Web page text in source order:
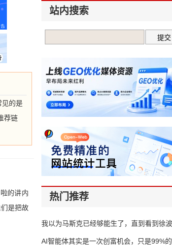
见的是
荐链
的讲内
是把故
站内搜索
热门推荐
我以为马斯克已经够能生了，直到看到
AI智能体其实是一次创富机会，只是99%